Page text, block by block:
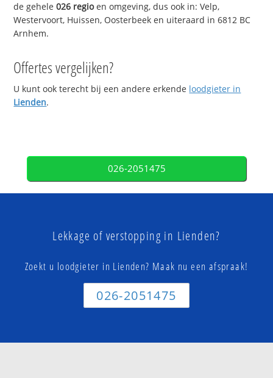
de gehele026 regioen omgeving, dus ook in: Velp,
Westervoort, Huissen, Oosterbeek en uiteraard in 6812 BC
Arnhem.
Offertes vergelijken?
U kunt ook terecht bij een andere erkende loodgieter in
Lienden.
026-2051475
Lekkage of verstopping in Lienden?
Zoekt u loodgieter in Lienden? Maak nu een afspraak!
026-2051475